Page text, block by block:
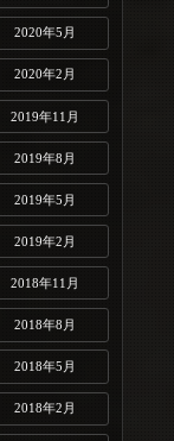
2020年5月
2020年2月
2019年11月
2019年8月
2019年5月
2019年2月
2018年11月
2018年8月
2018年5月
2018年2月